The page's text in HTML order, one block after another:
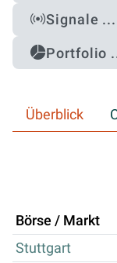
Signale ...
Portfolio
Überblick
Börse / Markt
Stuttgart